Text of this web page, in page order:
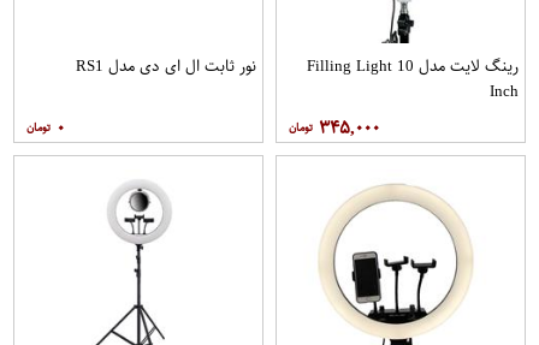
رینگ لایت مدل Filling Light 10
Inch
۳۴۵,۰۰۰
نور ثابت ال ای دی مدل RS1
۰